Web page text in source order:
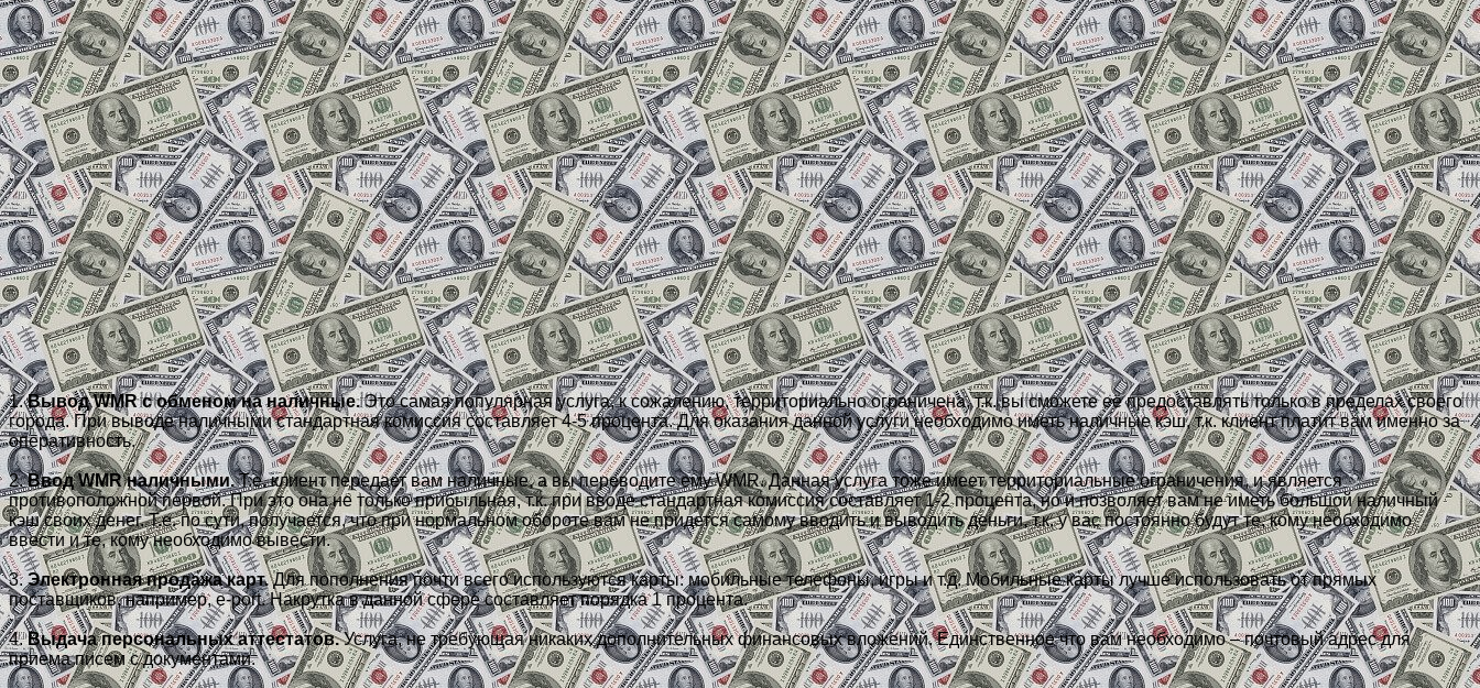
1.Вывод WMR с обменом на наличные.Это самая популярная услуга, к сожалению, территориально ограничена, т.к. вы сможете её предоставлять только в пределах своего
города. При выводе наличными стандартная комиссия составляет 4-5 процента. Для оказания данной услуги необходимо иметь наличные кэш, т.к. клиент платит вам именно за
оперативность.
2.Ввод WMR наличными.Т.е. клиент передает вам наличные, а вы переводите ему WMR. Данная услуга тоже имеет территориальные ограничения, и является
противоположной первой. При это она не только прибыльная, т.к. при вводе стандартная комиссия составляет 1-2 процента, но и позволяет вам не иметь большой наличный
кэш своих денег. Т.е. по сути, получается, что при нормальном обороте вам не придется самому вводить и выводить деньги, т.к. у вас постоянно будут те, кому необходимо
ввести и те, кому необходимо вывести.
3.Электронная продажа карт.Для пополнения почти всего используются карты: мобильные телефоны, игры и т.д. Мобильные карты лучше использовать от прямых
поставщиков, например, e-port. Накрутка в данной сфере составляет порядка 1 процента.
4.Выдача персональных аттестатов.Услуга, не требующая никаких дополнительных финансовых вложений. Единственное что вам необходимо – почтовый адрес для
приема писем с документами.